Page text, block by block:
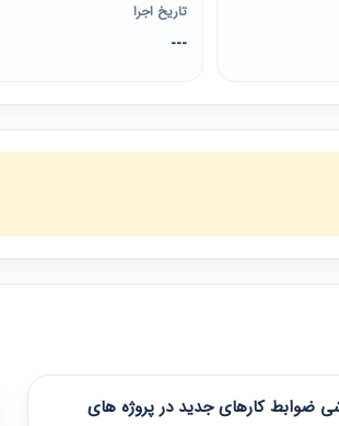
تاریخ اجرا
---
ضوابط کارهای جدید در پروژه های